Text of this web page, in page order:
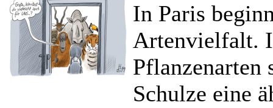
In Paris
Artenvielfalt.
Schulze eine